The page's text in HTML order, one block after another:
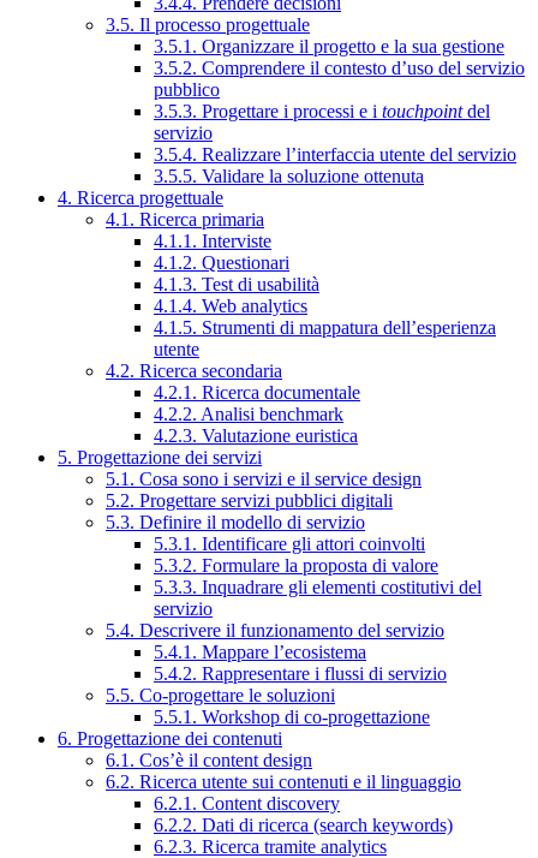
3.5. Il processo progettuale
3.5.1. Organizzare il progetto e la sua gestione
3.5.2. Comprendere il contesto d’uso del servizio
pubblico
3.5.3. Progettare i processi e i touchpointdel
servizio
3.5.4. Realizzare l’interfaccia utente del servizio
3.5.5. Validare la soluzione ottenuta
4. Ricerca progettuale
4.1. Ricerca primaria
4.1.1. Interviste
4.1.2. Questionari
4.1.3. Test di usabilità
4.1.4. Web analytics
4.1.5. Strumenti di mappatura dell’esperienza
utente
4.2. Ricerca secondaria
4.2.1. Ricerca documentale
4.2.2. Analisi benchmark
4.2.3. Valutazione euristica
5. Progettazione dei servizi
5.1. Cosa sono i servizi e il service design
5.2. Progettare servizi pubblici digitali
5.3. Definire il modello di servizio
5.3.1. Identificare gli attori coinvolti
5.3.2. Formulare la proposta di valore
5.3.3. Inquadrare gli elementi costitutivi del
servizio
5.4. Descrivere il funzionamento del servizio
5.4.1. Mappare l’ecosistema
5.4.2. Rappresentare i flussi di servizio
5.5. Co-progettare le soluzioni
5.5.1. Workshop di co-progettazione
6. Progettazione dei contenuti
6.1. Cos’è il content design
6.2. Ricerca utente sui contenuti e il linguaggio
6.2.1. Content discovery
6.2.2. Dati di ricerca (search keywords)
6.2.3. Ricerca tramite analytics